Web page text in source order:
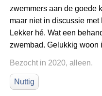
zwemmers aan de goede
maar niet in discussie
Lekker hé. Wat een
zwembad. Gelukkig woon
Bezocht in 2020, alleen.
Nuttig